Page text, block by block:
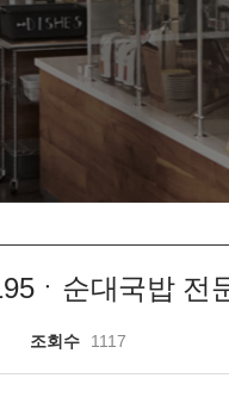
ㆍ순대국밥 전
조회수 1117